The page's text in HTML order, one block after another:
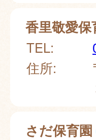
香里敬愛保
TEL:
住所:
さだ保育園